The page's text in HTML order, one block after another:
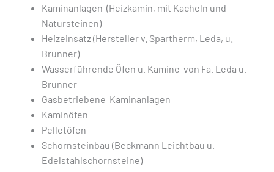
Kaminanlagen (Heizkamin, mit Kacheln und
Natursteinen)
Heizeinsatz (Hersteller v. Spartherm, Leda, u.
Brunner)
Wasserführende Öfen u. Kamine von Fa. Leda u.
Brunner
Gasbetriebene Kaminanlagen
Kaminöfen
Pelletöfen
Schornsteinbau (Beckmann Leichtbau u.
Edelstahlschornsteine)